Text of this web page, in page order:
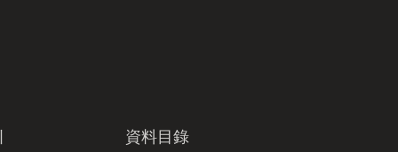
資料目錄